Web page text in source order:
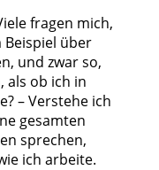
fragen mich,
Beispiel über
und zwar so,
als ob ich in
– Verstehe ich
gesamten
sprechen,
ich arbeite.